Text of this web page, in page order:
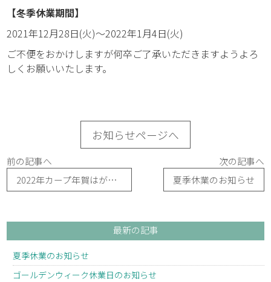
【冬季休業期間】
2021年12月28日(火)～2022年1月4日(火)
ご不便をおかけしますが何卒ご了承いただきますようよろ
しくお願いいたします。
お知らせページへ
前の記事へ
2022年カープ年賀はがき販売開始しました!!
次の記事へ
夏季休業のお知らせ
最新の記事
夏季休業のお知らせ
ゴールデンウィーク休業日のお知らせ